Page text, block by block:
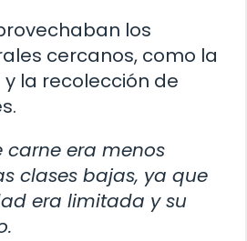
los
cercanos, como la
la recolección de
carne era menos
clases bajas, ya que
era limitada y su